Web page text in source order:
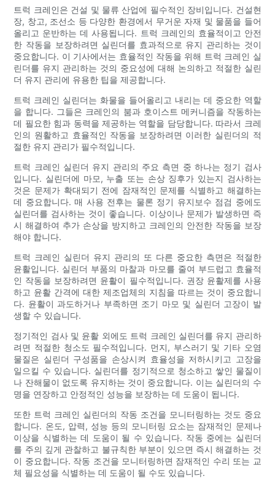
트럭 크레인은 건설 및 물류 산업에 필수적인 장비입니다. 건설현
장, 창고, 조선소 등 다양한 환경에서 무거운 자재 및 물품을 들어
올리고 운반하는 데 사용됩니다. 트럭 크레인의 효율적이고 안전
한 작동을 보장하려면 실린더를 효과적으로 유지 관리하는 것이
중요합니다. 이 기사에서는 효율적인 작동을 위해 트럭 크레인 실
린더를 유지 관리하는 것의 중요성에 대해 논의하고 적절한 실린
더 유지 관리에 유용한 팁을 제공합니다.
트럭 크레인 실린더는 화물을 들어올리고 내리는 데 중요한 역할
을 합니다. 그들은 크레인의 붐과 호이스트 메커니즘을 작동하는
데 필요한 힘과 동력을 제공하는 역할을 담당합니다. 따라서 크레
인의 원활하고 효율적인 작동을 보장하려면 이러한 실린더의 적
절한 유지 관리가 필수적입니다.
트럭 크레인 실린더 유지 관리의 주요 측면 중 하나는 정기 검사
입니다. 실린더에 마모, 누출 또는 손상 징후가 있는지 검사하는
것은 문제가 확대되기 전에 잠재적인 문제를 식별하고 해결하는
데 중요합니다. 매 사용 전후는 물론 정기 유지보수 점검 중에도
실린더를 검사하는 것이 좋습니다. 이상이나 문제가 발생하면 즉
시 해결하여 추가 손상을 방지하고 크레인의 안전한 작동을 보장
해야 합니다.
트럭 크레인 실린더 유지 관리의 또 다른 중요한 측면은 적절한
윤활입니다. 실린더 부품의 마찰과 마모를 줄여 부드럽고 효율적
인 작동을 보장하려면 윤활이 필수적입니다. 권장 윤활제를 사용
하고 윤활 간격에 대한 제조업체의 지침을 따르는 것이 중요합니
다. 윤활이 과도하거나 부족하면 조기 마모 및 실린더 고장이 발
생할 수 있습니다.
정기적인 검사 및 윤활 외에도 트럭 크레인 실린더를 유지 관리하
려면 적절한 청소도 필수적입니다. 먼지, 부스러기 및 기타 오염
물질은 실린더 구성품을 손상시켜 효율성을 저하시키고 고장을
일으킬 수 있습니다. 실린더를 정기적으로 청소하고 쌓인 물질이
나 잔해물이 없도록 유지하는 것이 중요합니다. 이는 실린더의 수
명을 연장하고 안정적인 성능을 보장하는 데 도움이 됩니다.
또한 트럭 크레인 실린더의 작동 조건을 모니터링하는 것도 중요
합니다. 온도, 압력, 성능 등의 모니터링 요소는 잠재적인 문제나
이상을 식별하는 데 도움이 될 수 있습니다. 작동 중에는 실린더
를 주의 깊게 관찰하고 불규칙한 부분이 있으면 즉시 해결하는 것
이 중요합니다. 작동 조건을 모니터링하면 잠재적인 수리 또는 교
체 필요성을 식별하는 데 도움이 될 수도 있습니다.